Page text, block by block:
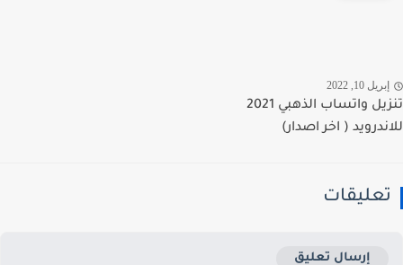
10, 2022
تنزيل واتساب الذهبي 2021
( اخر اصدار)
إرسال تعليق